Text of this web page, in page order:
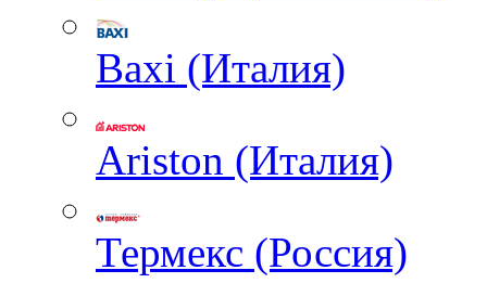
Baxi (Италия)
Ariston (Италия)
Термекс (Россия)